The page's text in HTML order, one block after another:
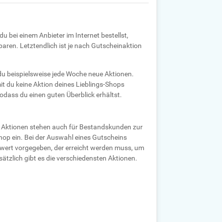
bei einem Anbieter im Internet bestellst,
Letztendlich ist je nach Gutscheinaktion
beispielsweise jede Woche neue Aktionen.
du keine Aktion deines Lieblings-Shops
du einen guten Überblick erhältst.
stehen auch für Bestandskunden zur
ein. Bei der Auswahl eines Gutscheins
vorgegeben, der erreicht werden muss, um
gibt es die verschiedensten Aktionen.